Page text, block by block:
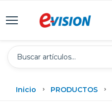
Inicio PRODUCTOS